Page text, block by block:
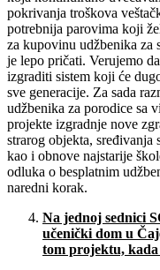
pokrivanja troškova
potrebnija parovima koji
za kupovinu udžbenika za
je lepo pričati. Verujemo
izgraditi sistem koji će
sve generacije. Za sada
udžbenika za porodice sa
projekte izgradnje nove
strarog objekta, sređivanja
kao i obnove najstarije
odluka o besplatnim
naredni korak.
Na jednoj sednici
učenički dom u Č
tom projektu, kada